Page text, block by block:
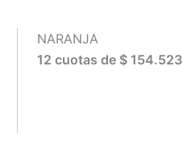
NARANJA
12 cuotas de $ 154.523